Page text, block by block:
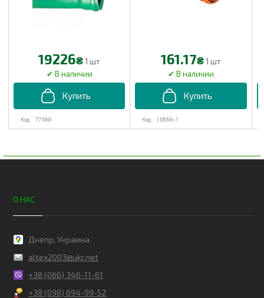
771040
19226₴1 шт
110SN4-1
161.17₴1 шт
О НАС
Днепр, Украина
altex2003@ukr.net
+38 (066) 346-11-61
+38 (098) 694-99-52